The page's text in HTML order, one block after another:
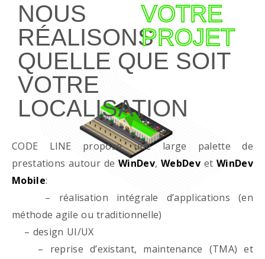
NOUS
RÉALISONS
VOTRE
PROJET
QUELLE QUE SOIT
VOTRE
LOCALISATION
CODE LINE propose une large palette de
prestations autour deWinDev,WebDevet WinDev
Mobile:
– réalisation intégrale d’applications (en
méthode agile ou traditionnelle)
– design UI/UX
– reprise d’existant, maintenance (TMA) et